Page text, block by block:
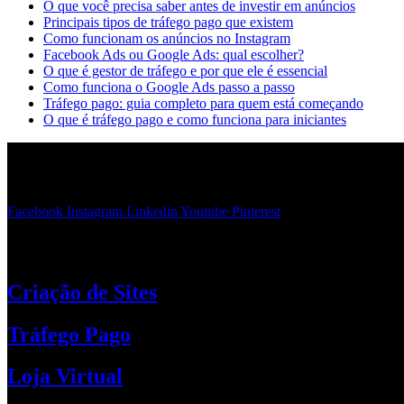
O que você precisa saber antes de investir em anúncios
Principais tipos de tráfego pago que existem
Como funcionam os anúncios no Instagram
Facebook Ads ou Google Ads: qual escolher?
O que é gestor de tráfego e por que ele é essencial
Como funciona o Google Ads passo a passo
Tráfego pago: guia completo para quem está começando
O que é tráfego pago e como funciona para iniciantes
Facebook Instagram Linkedin Youtube Pinterest
Criação de Sites
Tráfego Pago
Loja Virtual